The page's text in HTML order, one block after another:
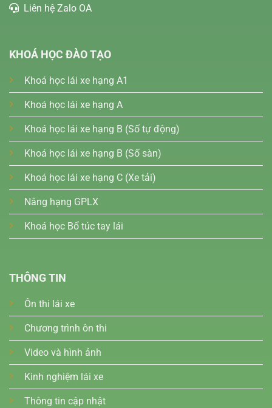
Liên hệ Zalo OA
KHOÁ HỌC ĐÀO TẠO
Khoá học lái xe hạng A1
Khoá học lái xe hạng A
Khoá học lái xe hạng B (Số tự động)
Khoá học lái xe hạng B (Số sàn)
Khoá học lái xe hạng C (Xe tải)
Nâng hạng GPLX
Khoá học Bổ túc tay lái
THÔNG TIN
Ôn thi lái xe
Chương trình ôn thi
Video và hình ảnh
Kinh nghiệm lái xe
Thông tin cập nhật